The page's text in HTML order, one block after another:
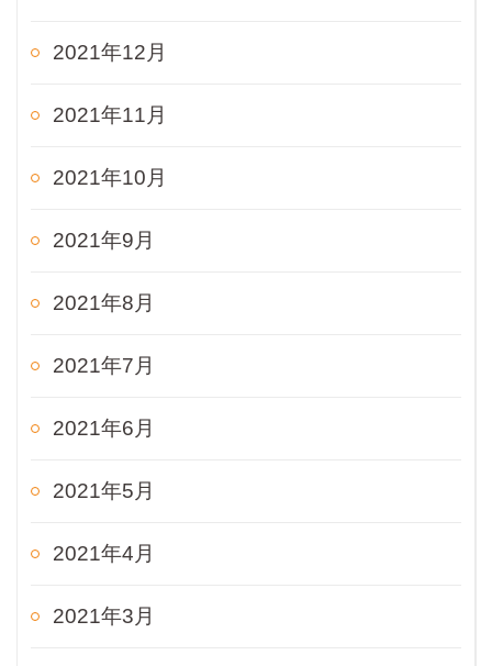
2021年12月
2021年11月
2021年10月
2021年9月
2021年8月
2021年7月
2021年6月
2021年5月
2021年4月
2021年3月